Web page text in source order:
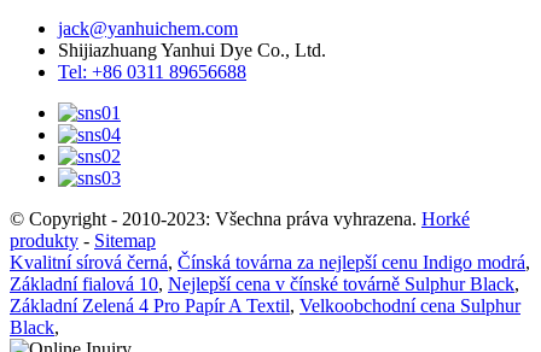
jack@yanhuichem.com
Shijiazhuang Yanhui Dye Co., Ltd.
Tel: +86 0311 89656688
© Copyright - 2010-2023: Všechna práva vyhrazena. Horké
produkty - Sitemap
Kvalitní sírová černá, Čínská továrna za nejlepší cenu Indigo modrá,
Základní fialová 10, Nejlepší cena v čínské továrně Sulphur Black,
Základní Zelená 4 Pro Papír A Textil, Velkoobchodní cena Sulphur
Black,